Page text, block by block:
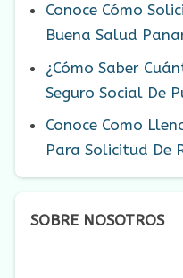
Conoce Cómo
Buena Salud
¿Cómo Saber
Seguro Social De
Conoce Como
Para Solicitud De
SOBRE NOSOTROS